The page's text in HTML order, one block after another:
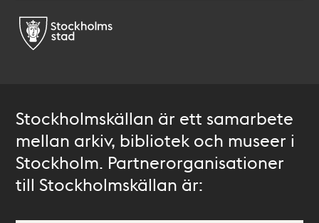
Stockholmskällan är ett samarbete
mellan arkiv, bibliotek och museer i
Stockholm. Partnerorganisationer
till Stockholmskällan är: